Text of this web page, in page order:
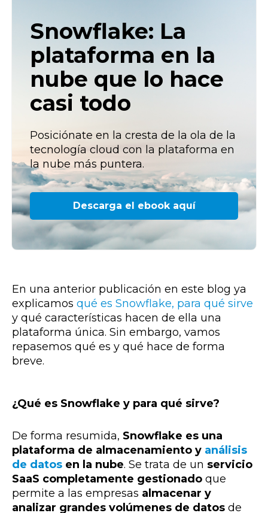
Snowflake: La
plataforma en la
nube que lo hace
casi todo
Posiciónate en la cresta de la ola de la
tecnología cloud con la plataforma en
la nube más puntera.
Descarga el ebook aquí
En una anterior publicación en este blog ya
explicamos qué es Snowflake, para qué sirve
y qué características hacen de ella una
plataforma única. Sin embargo, vamos
repasemos qué es y qué hace de forma
breve.
¿Qué es Snowflake y para qué sirve?
De forma resumida, Snowflake es una
plataforma de almacenamiento y análisis
de datos en la nube. Se trata de un servicio
SaaS completamente gestionado que
permite a las empresas almacenar y
analizar grandes volúmenes de datos de